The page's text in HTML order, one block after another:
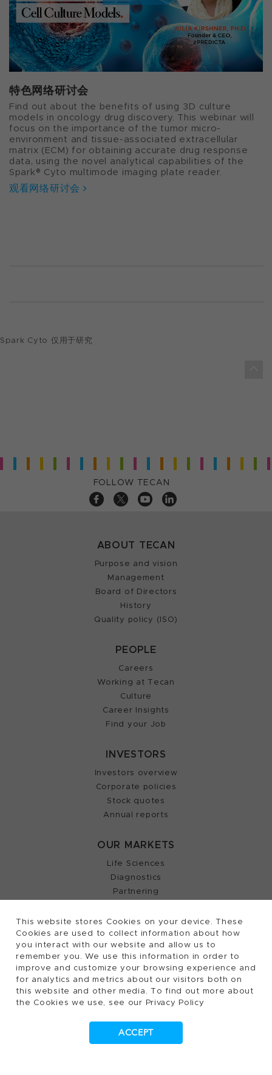
This website stores Cookies on your device. These
Cookies are used to collect information about how
you interact with our website and allow us to
remember you. We use this information in order to
improve and customize your browsing experience and
for analytics and metrics about our visitors both on
this website and other media. To find out more about
the Cookies we use, see our Privacy Policy
ACCEPT
特色网络研讨会
Find out about the benefits of using 3D culture
models in oncology drug discovery. This webinar will
focus on the importance of the tumor micro-
environment and tissue-associated extracellular
matrix (ECM) for obtaining accurate drug response
data, using the novel analytical capabilities of the
Spark® Cyto multimode imaging plate reader.
观看网络研讨会
Spark Cyto 仅用于研究
FOLLOW TECAN
ABOUT TECAN
Purpose and vision
Management
Board of Directors
History
Quality policy (ISO)
PEOPLE
Careers
Working at Tecan
Culture
Career Insights
Find your Job
INVESTORS
Investors overview
Corporate policies
Stock quotes
Annual reports
OUR MARKETS
Life Sciences
Diagnostics
Partnering
2026, Tecan Trading AG, Switzerland, all rights
reserved.
Terms of Use, Privacy- and Cookies Policy
Cookies Settings
Patents